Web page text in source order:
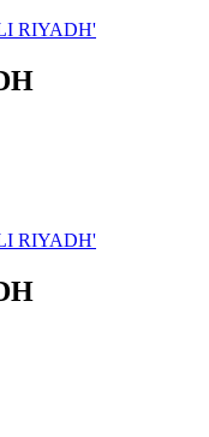
RIYADH'
RIYADH'